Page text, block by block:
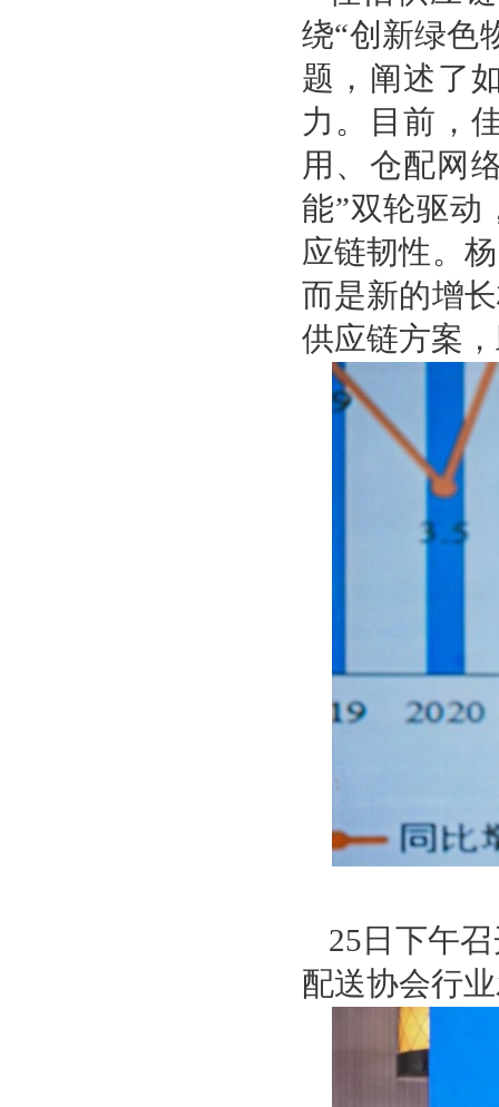
绕“创新绿色
题，阐述了
力。目前，
用、仓配网
能”双轮驱动
应链韧性。
而是新的增
供应链方案
25日下午
配送协会行